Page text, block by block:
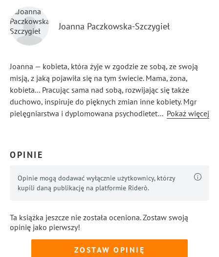
Joanna Paczkowska-Szczygieł
Joanna — kobieta, która żyje w zgodzie ze sobą, ze swoją
misją, z jaką pojawiła się na tym świecie. Mama, żona,
kobieta… Pracując sama nad sobą, rozwijając się także
duchowo, inspiruje do pięknych zmian inne kobiety. Mgr
pielęgniarstwa i dyplomowana psychodietetyczka oraz
www.JaJoanna.home.blog
... Pokaż więcej
OPINIE
Opinie mogą dodawać wyłącznie użytkownicy, którzy
kupili daną publikację na platformie Riderò.
Ta książka jeszcze nie została oceniona. Zostaw swoją
opinię jako pierwszy!
ZOSTAW OPINIĘ